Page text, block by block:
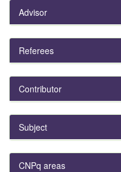
Advisor
Referees
Contributor
Subject
CNPq areas